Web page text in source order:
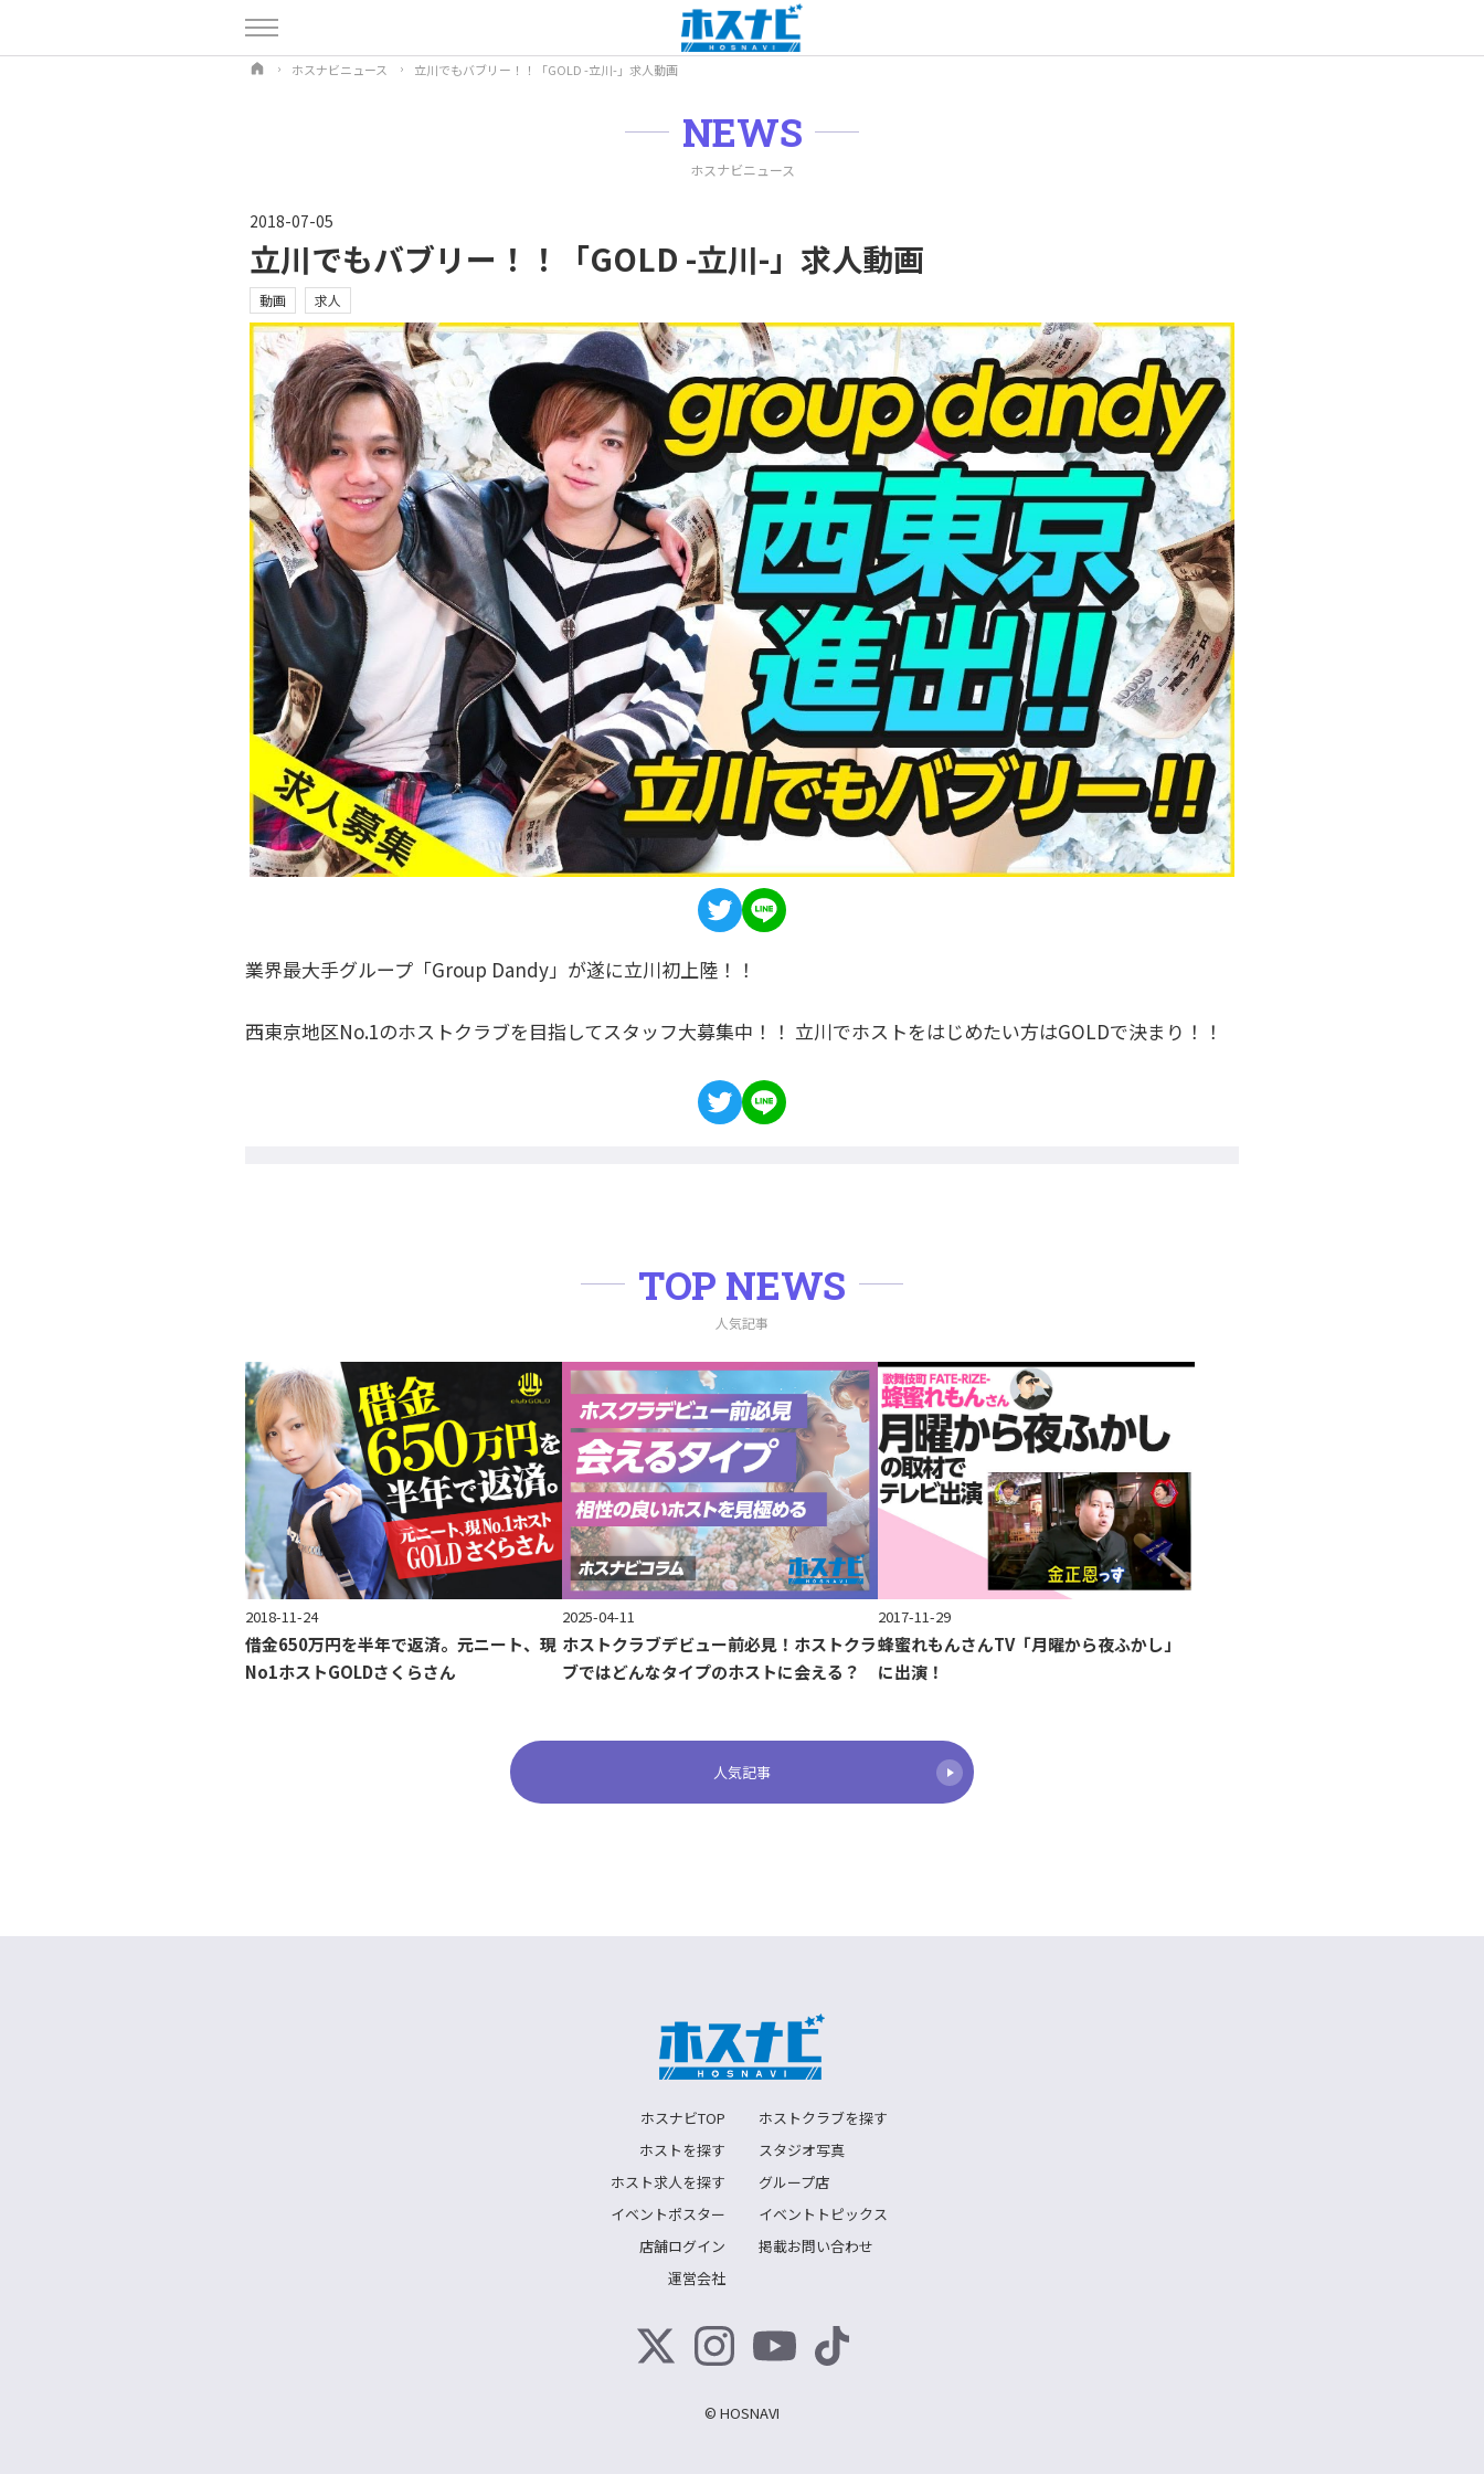
ホスナビニュース 立川でもバブリー！！「GOLD -立川-」求人動画
NEWS
ホスナビニュース
2018-07-05
立川でもバブリー！！「GOLD -立川-」求人動画
動画 求人
業界最大手グループ「Group Dandy」が遂に立川初上陸！！
西東京地区No.1のホストクラブを目指してスタッフ大募集中！！ 立川でホストをはじめたい方はGOLDで決まり！！
TOP NEWS
人気記事
2018-11-24
借金650万円を半年で返済。元ニート、現
No1ホストGOLDさくらさん
2025-04-11
ホストクラブデビュー前必見！ホストクラ
ブではどんなタイプのホストに会える？
2017-11-29
蜂蜜れもんさんTV「月曜から夜ふかし」
に出演！
人気記事
ホスナビTOP
ホストクラブを探す
ホストを探す
スタジオ写真
ホスト求人を探す
グループ店
イベントポスター
イベントトピックス
店舗ログイン
掲載お問い合わせ
運営会社
© HOSNAVI